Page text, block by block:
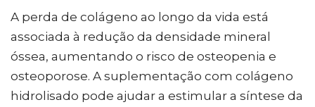
A perda de colágeno ao longo da vida está
associada à redução da densidade mineral
óssea, aumentando o risco de osteopenia e
osteoporose. A suplementação com colágeno
hidrolisado pode ajudar a estimular a síntese da